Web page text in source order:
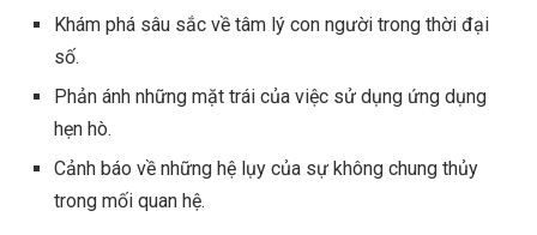
Khám phá sâu sắc về tâm lý con người trong thời đại
số.
Phản ánh những mặt trái của việc sử dụng ứng dụng
hẹn hò.
Cảnh báo về những hệ lụy của sự không chung thủy
trong mối quan hệ.